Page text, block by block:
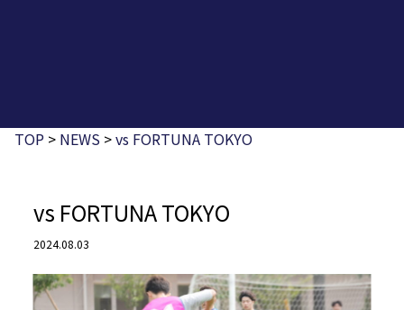
TOP > NEWS >vs FORTUNA TOKYO
vs FORTUNA TOKYO
2024.08.03